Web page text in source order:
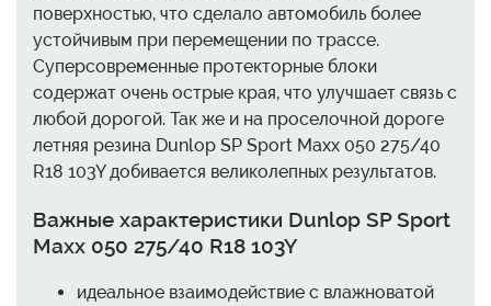
поверхностью, что сделало автомобиль более
устойчивым при перемещении по трассе.
Суперсовременные протекторные блоки
содержат очень острые края, что улучшает связь с
любой дорогой. Так же и на проселочной дороге
летняя резина Dunlop SP Sport Maxx 050 275/40
R18 103Y добивается великолепных результатов.
Важные характеристики Dunlop SP Sport
Maxx 050 275/40 R18 103Y
идеальное взаимодействие с влажноватой